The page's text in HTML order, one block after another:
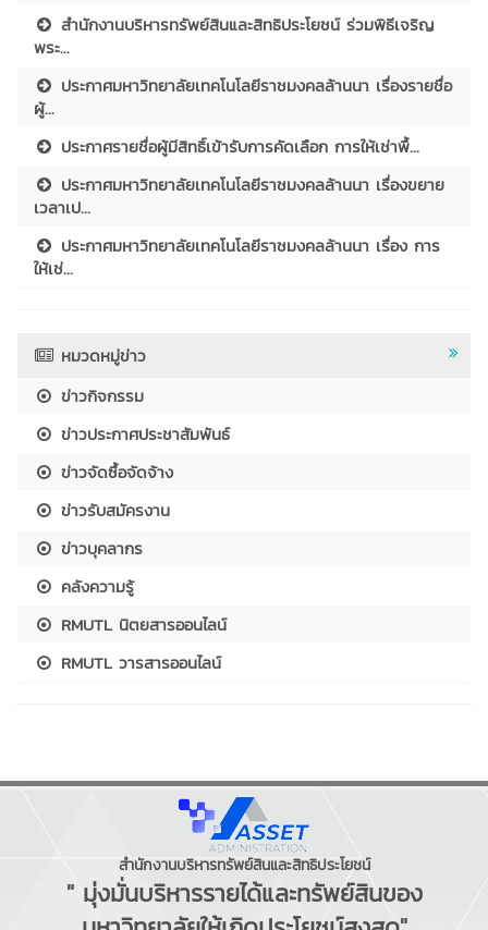
สำนักงานบริหารทรัพย์สินและสิทธิประโยชน์ ร่วมพิธีเจริญ
พระ...
ประกาศมหาวิทยาลัยเทคโนโลยีราชมงคลล้านนา เรื่องรายชื่อ
ผู้...
ประกาศรายชื่อผู้มีสิทธิ์เข้ารับการคัดเลือก การให้เช่าพื้...
ประกาศมหาวิทยาลัยเทคโนโลยีราชมงคลล้านนา เรื่องขยาย
เวลาเป...
ประกาศมหาวิทยาลัยเทคโนโลยีราชมงคลล้านนา เรื่อง การ
ให้เช่...
หมวดหมู่ข่าว
ข่าวกิจกรรม
ข่าวประกาศประชาสัมพันธ์
ข่าวจัดซื้อจัดจ้าง
ข่าวรับสมัครงาน
ข่าวบุคลากร
คลังความรู้
RMUTL นิตยสารออนไลน์
RMUTL วารสารออนไลน์
สำนักงานบริหารทรัพย์สินและสิทธิประโยชน์
" มุ่งมั่นบริหารรายได้และทรัพย์สินของ